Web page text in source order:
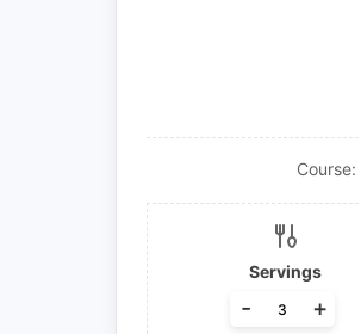
Course:
Servings
+
-